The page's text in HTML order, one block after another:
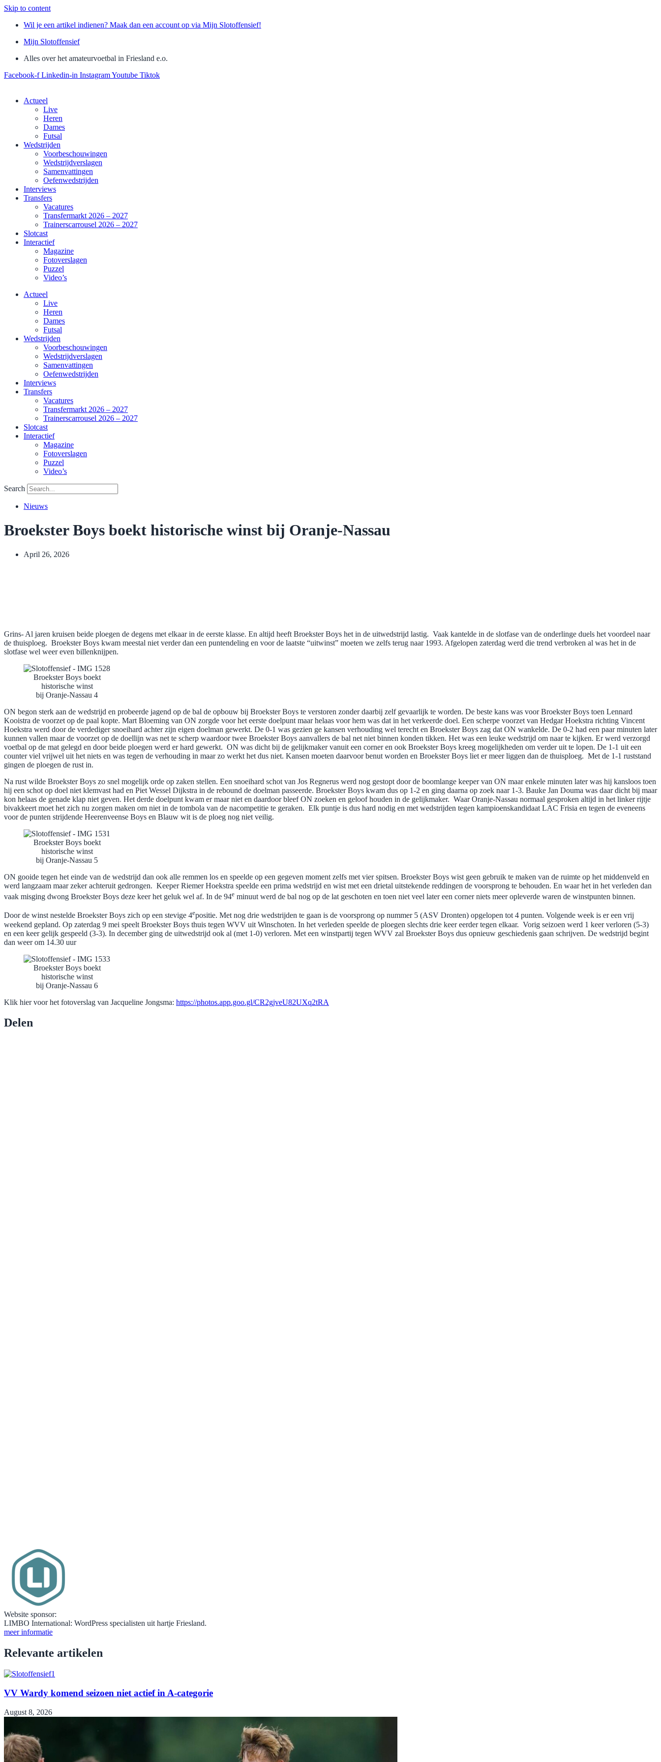
Skip to content
Wil je een artikel indienen? Maak dan een account op via Mijn Slotoffensief!
Mijn Slotoffensief
Alles over het amateurvoetbal in Friesland e.o.
Facebook-f Linkedin-in InstagramYoutube Tiktok
Actueel
Live
Heren
Dames
Futsal
Wedstrijden
Voorbeschouwingen
Wedstrijdverslagen
Samenvattingen
Oefenwedstrijden
Interviews
Transfers
Vacatures
Transfermarkt 2026 – 2027
Trainerscarrousel 2026 – 2027
Slotcast
Interactief
Magazine
Fotoverslagen
Puzzel
Video’s
Actueel
Live
Heren
Dames
Futsal
Wedstrijden
Voorbeschouwingen
Wedstrijdverslagen
Samenvattingen
Oefenwedstrijden
Interviews
Transfers
Vacatures
Transfermarkt 2026 – 2027
Trainerscarrousel 2026 – 2027
Slotcast
Interactief
Magazine
Fotoverslagen
Puzzel
Video’s
Search
Nieuws
Broekster Boys boekt historische winst bij Oranje-Nassau
April 26, 2026
Grins- Al jaren kruisen beide ploegen de degens met elkaar in de eerste klasse. En altijd heeft Broekster Boys het in de uitwedstrijd lastig. Vaak kantelde in de slotfase van de onderlinge duels het voordeel naar
de thuisploeg. Broekster Boys kwam meestal niet verder dan een puntendeling en voor de laatste “uitwinst” moeten we zelfs terug naar 1993. Afgelopen zaterdag werd die trend verbroken al was het in de
slotfase wel weer even billenknijpen.
Broekster Boys boekt
historische winst
bij Oranje-Nassau 4
ON begon sterk aan de wedstrijd en probeerde jagend op de bal de opbouw bij Broekster Boys te verstoren zonder daarbij zelf gevaarlijk te worden. De beste kans was voor Broekster Boys toen Lennard
Kooistra de voorzet op de paal kopte. Mart Bloeming van ON zorgde voor het eerste doelpunt maar helaas voor hem was dat in het verkeerde doel. Een scherpe voorzet van Hedgar Hoekstra richting Vincent
Hoekstra werd door de verdediger snoeihard achter zijn eigen doelman gewerkt. De 0-1 was gezien ge kansen verhouding wel terecht en Broekster Boys zag dat ON wankelde. De 0-2 had een paar minuten later
kunnen vallen maar de voorzet op de doellijn was net te scherp waardoor twee Broekster Boys aanvallers de bal net niet binnen konden tikken. Het was een leuke wedstrijd om naar te kijken. Er werd verzorgd
voetbal op de mat gelegd en door beide ploegen werd er hard gewerkt. ON was dicht bij de gelijkmaker vanuit een corner en ook Broekster Boys kreeg mogelijkheden om verder uit te lopen. De 1-1 uit een
counter viel vrijwel uit het niets en was tegen de verhouding in maar zo werkt het dus niet. Kansen moeten daarvoor benut worden en Broekster Boys liet er meer liggen dan de thuisploeg. Met de 1-1 ruststand
gingen de ploegen de rust in.
Na rust wilde Broekster Boys zo snel mogelijk orde op zaken stellen. Een snoeihard schot van Jos Regnerus werd nog gestopt door de boomlange keeper van ON maar enkele minuten later was hij kansloos toen
hij een schot op doel niet klemvast had en Piet Wessel Dijkstra in de rebound de doelman passeerde. Broekster Boys kwam dus op 1-2 en ging daarna op zoek naar 1-3. Bauke Jan Douma was daar dicht bij maar
kon helaas de genade klap niet geven. Het derde doelpunt kwam er maar niet en daardoor bleef ON zoeken en geloof houden in de gelijkmaker. Waar Oranje-Nassau normaal gesproken altijd in het linker rijtje
bivakkeert moet het zich nu zorgen maken om niet in de tombola van de nacompetitie te geraken. Elk puntje is dus hard nodig en met wedstrijden tegen kampioenskandidaat LAC Frisia en tegen de eveneens
voor de punten strijdende Heerenveense Boys en Blauw wit is de ploeg nog niet veilig.
Broekster Boys boekt
historische winst
bij Oranje-Nassau 5
ON gooide tegen het einde van de wedstrijd dan ook alle remmen los en speelde op een gegeven moment zelfs met vier spitsen. Broekster Boys wist geen gebruik te maken van de ruimte op het middenveld en
werd langzaam maar zeker achteruit gedrongen. Keeper Riemer Hoekstra speelde een prima wedstrijd en wist met een drietal uitstekende reddingen de voorsprong te behouden. En waar het in het verleden dan
vaak misging dwong Broekster Boys deze keer het geluk wel af. In de 94e minuut werd de bal nog op de lat geschoten en toen niet veel later een corner niets meer opleverde waren de winstpunten binnen.
Door de winst nestelde Broekster Boys zich op een stevige 4epositie. Met nog drie wedstrijden te gaan is de voorsprong op nummer 5 (ASV Dronten) opgelopen tot 4 punten. Volgende week is er een vrij
weekend gepland. Op zaterdag 9 mei speelt Broekster Boys thuis tegen WVV uit Winschoten. In het verleden speelde de ploegen slechts drie keer eerder tegen elkaar. Vorig seizoen werd 1 keer verloren (5-3)
en een keer gelijk gespeeld (3-3). In december ging de uitwedstrijd ook al (met 1-0) verloren. Met een winstpartij tegen WVV zal Broekster Boys dus opnieuw geschiedenis gaan schrijven. De wedstrijd begint
dan weer om 14.30 uur
Broekster Boys boekt
historische winst
bij Oranje-Nassau 6
Klik hier voor het fotoverslag van Jacqueline Jongsma: https://photos.app.goo.gl/CR2gjveU82UXq2tRA
Delen
Website sponsor:
LIMBO International: WordPress specialisten uit hartje Friesland.
meer informatie
Relevante artikelen
VV Wardy komend seizoen niet actief in A-categorie
August 8, 2026